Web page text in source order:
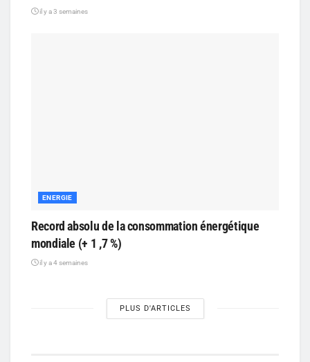
il y a 3 semaines
ENERGIE
Record absolu de la consommation énergétique
mondiale (+ 1 ,7 %)
il y a 4 semaines
PLUS D'ARTICLES